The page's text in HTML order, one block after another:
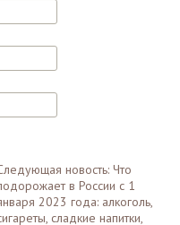
новость: Что
в России с 1
2023 года: алкоголь,
сладкие напитки,